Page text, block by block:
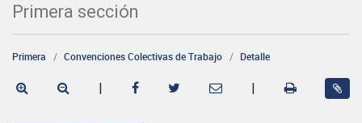
Primera sección
Primera Convenciones Colectivas de Trabajo Detalle
| |